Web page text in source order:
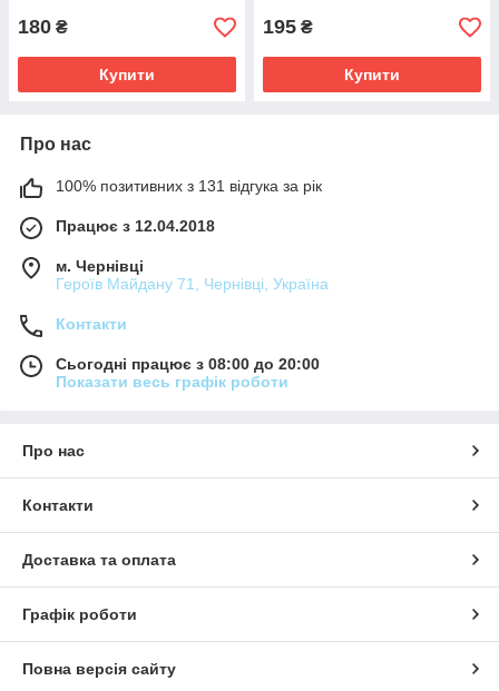
180 ₴
Купити
195 ₴
Купити
Про нас
100% позитивних з 131 відгука за рік
Працює з 12.04.2018
м. Чернівці
Героїв Майдану 71, Чернівці, Україна
Контакти
Сьогодні працює з 08:00 до 20:00
Показати весь графік роботи
Про нас
Контакти
Доставка та оплата
Графік роботи
Повна версія сайту